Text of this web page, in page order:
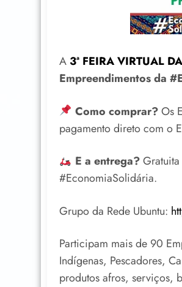
A 3ª FEIRA VIRTUAL
Empreendimentos da
Como comprar?Os
pagamento direto com o
E a entrega?Gratuita
#EconomiaSolidária.
Grupo da Rede Ubuntu:
Participam mais de 90
Indígenas, Pescadores,
produtos afros, serviços,